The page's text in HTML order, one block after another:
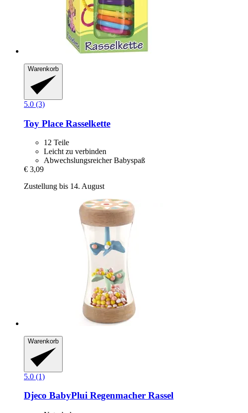
Warenkorb
5.0 (3)
Toy Place Rasselkette
12 Teile
Leicht zu verbinden
Abwechslungsreicher Babyspaß
€ 3,09
Zustellung bis 14. August
Warenkorb
5.0 (1)
Djeco BabyPlui Regenmacher Rassel